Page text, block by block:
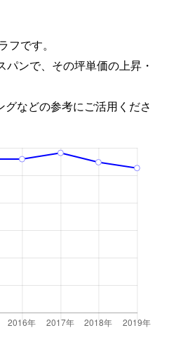
万円
円
立花
万円
猪名寺
万円
園田
万円
塚口(ＪＲ)
万円
塚口(阪急)
です。
ンで、その坪単価の上昇・
などの参考にご活用くださ